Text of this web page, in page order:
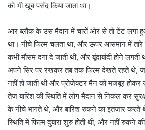
को भी खूब पसंद किया जाता था।
आर ब्लौक के उस मैदान में चारों ओर से तो टेंट लगा
था। नीचे फिल्म चलता था, और ऊपर आसमान में तारे
कभी मौसम दगा दे जाती थी, और बूंदाबांदी होने
अपने सिर पर रखकर तब तक फिल्म देखते रहते थे,
नहीं हो जाती थी और प्रोजेक्टर मैन को मजबूर होकर
तेज बारिश की स्थिति में लोग मैदान से निकल कर
के नीचे भागते थे, और बारिश रुकने का इंतजार करते
स्थिति में फिल्म दुबारा शुरु होती थी, और नहीं रुकने